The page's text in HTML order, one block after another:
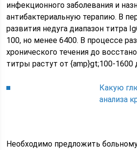
инфекционного заболевания и
антибактериальную терапию. В
развития недуга диапазон титра
100, но менее 6400. В процессе
хронического течения до
титры растут от {amp}gt;100-1600
Какую
анализа
Необходимо предложить